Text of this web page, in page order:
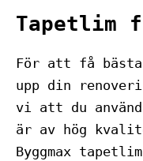
Tapetlim
För att få
upp din
vi att du
är av hög
Byggmax